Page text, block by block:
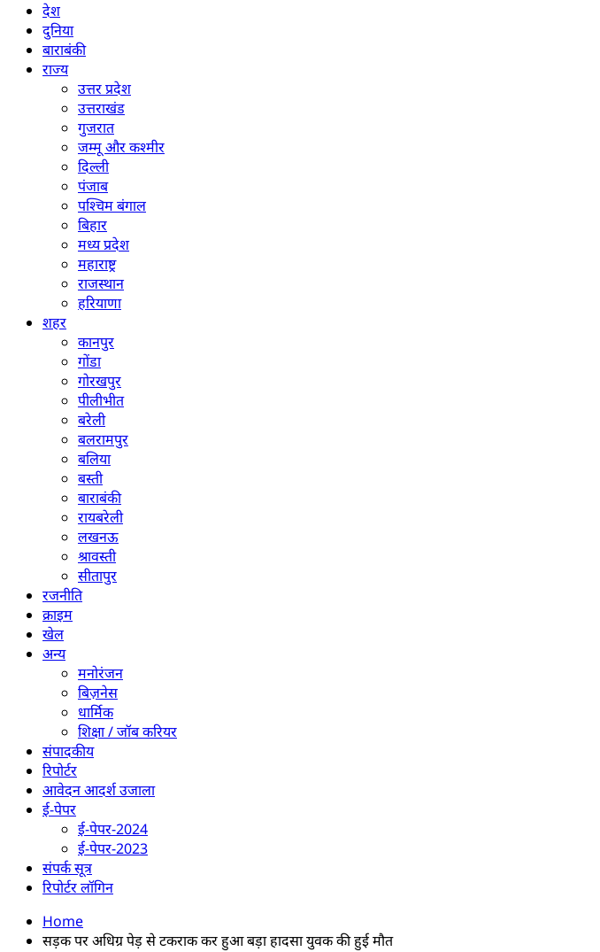
देश
दुनिया
बाराबंकी
राज्य
उत्तर प्रदेश
उत्तराखंड
गुजरात
जम्मू और कश्मीर
दिल्ली
पंजाब
पश्चिम बंगाल
बिहार
मध्य प्रदेश
महाराष्ट्र
राजस्थान
हरियाणा
शहर
कानपुर
गोंडा
गोरखपुर
पीलीभीत
बरेली
बलरामपुर
बलिया
बस्ती
बाराबंकी
रायबरेली
लखनऊ
श्रावस्ती
सीतापुर
रजनीति
क्राइम
खेल
अन्य
मनोरंजन
बिज़नेस
धार्मिक
शिक्षा / जॉब करियर
संपादकीय
रिपोर्टर
आवेदन आदर्श उजाला
ई-पेपर
ई-पेपर-2024
ई-पेपर-2023
संपर्क सूत्र
रिपोर्टर लॉगिन
Home
सड़क पर अधिग्र पेड़ से टकराक कर हुआ बड़ा हादसा युवक की हुई मौत